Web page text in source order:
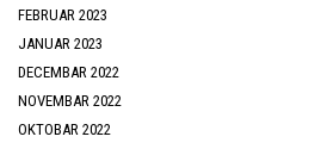
FEBRUAR 2023
JANUAR 2023
DECEMBAR 2022
NOVEMBAR 2022
OKTOBAR 2022